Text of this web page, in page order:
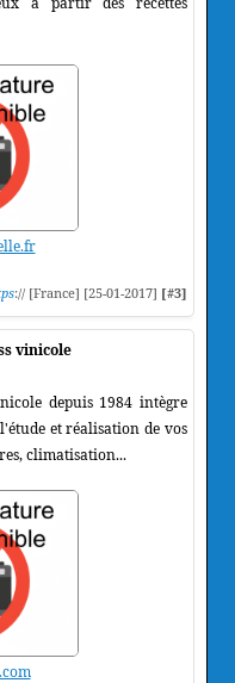
:// [France] [25-01-2017] [#3]
vinicole
depuis 1984 intègre
et réalisation de vos
climatisation...